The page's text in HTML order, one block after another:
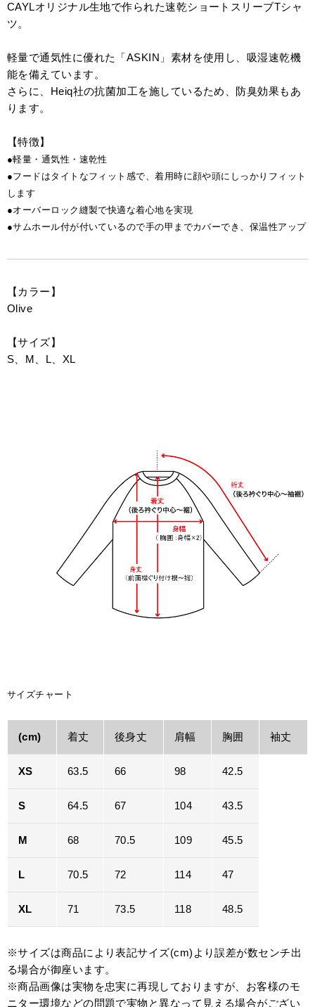
CAYLオリジナル生地で作られた速乾ショートスリーブTシャ
ツ。
軽量で通気性に優れた「ASKIN」素材を使用し、吸湿速乾機
能を備えています。
さらに、Heiq社の抗菌加工を施しているため、防臭効果もあ
ります。
【特徴】
●軽量・通気性・速乾性
●フードはタイトなフィット感で、着用時に顔や頭にしっかりフィット
します
●オーバーロック縫製で快適な着心地を実現
●サムホール付が付いているので手の甲までカバーでき、保温性アップ
【カラー】
Olive
【サイズ】
S、M、L、XL
サイズチャート
(cm) 着丈 後身丈 肩幅 胸囲 袖丈
XS 63.5 66 98 42.5
S 64.5 67 104 43.5
M 68 70.5 109 45.5
L 70.5 72 114 47
XL 71 73.5 118 48.5
※サイズは商品により表記サイズ(cm)より誤差が数センチ出
る場合が御座います。
※商品画像は実物を忠実に再現しておりますが、お客様のモ
ニター環境などの問題で実物と異なって見える場合がござい